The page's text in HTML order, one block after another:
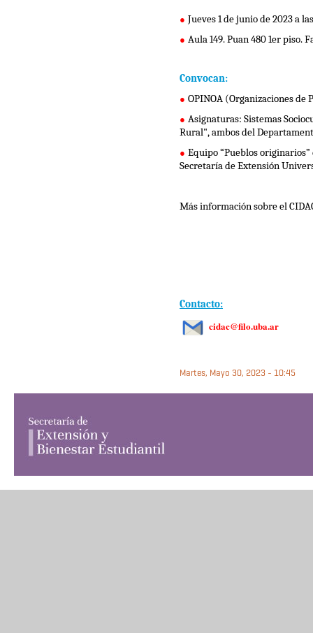
● Jueves 1 de junio de 2023 a
● Aula 149. Puan 480 1er piso.
Convocan:
● OPINOA (Organizaciones de
●
Rural", ambos del
● Equipo “Pueblos
Secretaría de Extensión
Más información sobre el
Contacto:
cidac@filo.uba.ar
Martes, Mayo 30, 2023 - 10:45